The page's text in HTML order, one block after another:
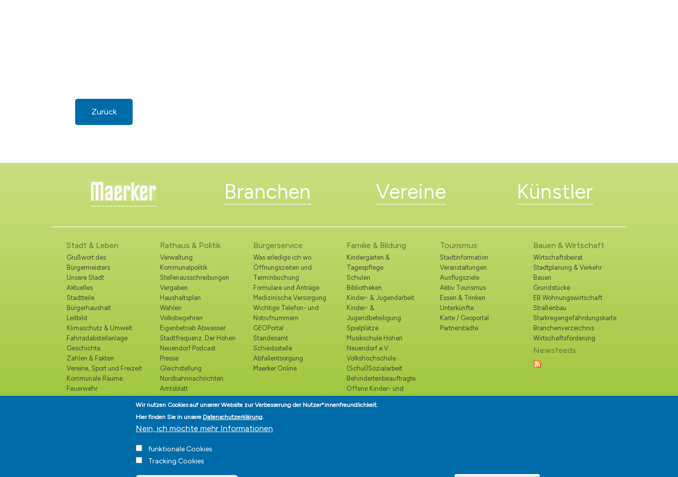
Zurück
Branchen Vereine Künstler
Stadt & Leben
Grußwort des
Bürgermeisters
Unsere Stadt
Aktuelles
Stadtteile
Bürgerhaushalt
Leitbild
Klimaschutz & Umwelt
Fahrradabstellanlage
Geschichte
Zahlen & Fakten
Vereine, Sport und Freizeit
Kommunale Räume
Feuerwehr
Polizei
Rathaus & Politik
Verwaltung
Kommunalpolitik
Stellenausschreibungen
Vergaben
Haushaltsplan
Wahlen
Volksbegehren
Eigenbetrieb Abwasser
Stadtfrequenz. Der Hohen
Neuendorf Podcast.
Presse
Gleichstellung
Nordbahnnachrichten
Amtsblatt
Ortsrecht /
Bekanntmachungen
Ehrenbürger
Bürgerservice
Was erledige ich wo
Öffnungszeiten und
Terminbuchung
Formulare und Anträge
Medizinische Versorgung
Wichtige Telefon- und
Notrufnummern
GEOPortal
Standesamt
Schiedsstelle
Abfallentsorgung
Maerker Online
Familie & Bildung
Kindergärten &
Tagespflege
Schulen
Bibliotheken
Kinder- & Jugendarbeit
Kinder- &
Jugendbeteiligung
Spielplätze
Musikschule Hohen
Neuendorf e.V.
Volkshochschule
(Schul)Sozialarbeit
Behindertenbeauftragte
Offene Kinder- und
Jugendtreffs
Seniorenbeirat
Tourismus
Stadtinformation
Veranstaltungen
Ausflugsziele
Aktiv Tourismus
Essen & Trinken
Unterkünfte
Karte / Geoportal
Partnerstädte
Bauen & Wirtschaft
Wirtschaftsbeirat
Stadtplanung & Verkehr
Bauen
Grundstücke
EB Wohnungswirtschaft
Straßenbau
Starkregengefährdungskarte
Branchenverzeichnis
Wirtschaftsförderung
Newsfeeds
Wir nutzen Cookies auf unserer Website zur Verbesserung der Nutzer*innenfreundlichkeit.
Hier finden Sie in unsere Datenschutzerklärung.
Nein, ich möchte mehr Informationen
funktionale Cookies
Tracking Cookies